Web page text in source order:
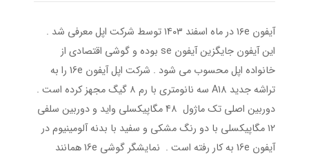
آیفون ۱۶e در ماه اسفند ۱۴۰۳ توسط شرکت اپل معرفی شد .
این آیفون جایگزین آیفون se بوده و گوشی اقتصادی از
خانواده اپل محسوب می شود . شرکت اپل آیفون 16e را به
تراشه جدید A18 سه نانومتری با رم ۸ گیگ مجهز کرده است .
دوربین اصلی تک ماژول ۴۸ مگاپیکسلی واید و دوربین سلفی
۱۲ مگاپیکسلی با دو رنگ مشکی و سفید با بدنه آلومینیوم در
آیفون 16e به کار رفته است . نمایشگر گوشی 16e همانند